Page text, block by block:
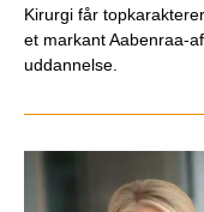
Kirurgi får
et markant Aabenraa-
uddannelse.